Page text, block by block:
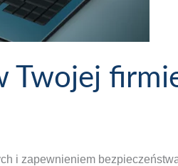
Twojej
i zapewnieniem